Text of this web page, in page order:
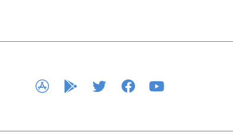
APP STOREGOOGLE PLAY
TWITTERFACEBOOK